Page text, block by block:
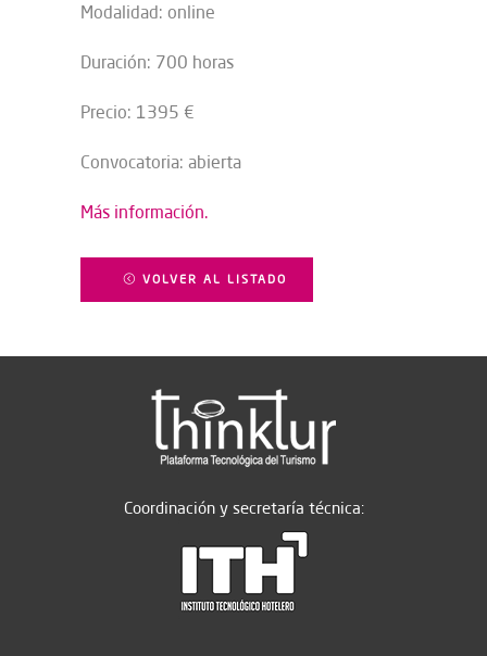
Modalidad: online
Duración: 700 horas
Precio: 1395 €
Convocatoria: abierta
Más información.
VOLVER AL LISTADO
Coordinación y secretaría técnica: